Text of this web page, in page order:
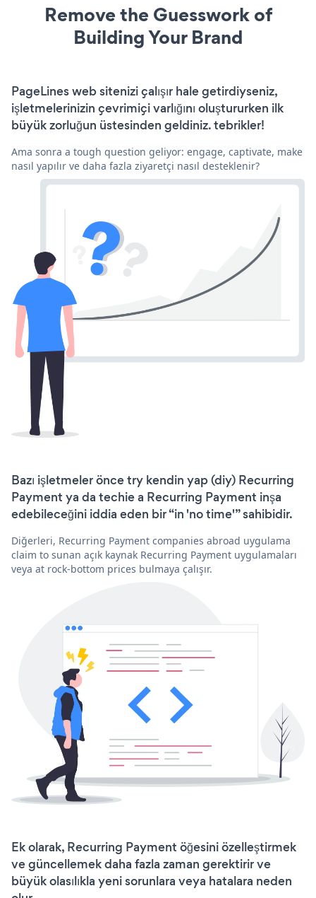
Remove the Guesswork of
Building Your Brand
PageLines web sitenizi çalışır hale getirdiyseniz,
işletmelerinizin çevrimiçi varlığını oluştururken ilk
büyük zorluğun üstesinden geldiniz. tebrikler!
Ama sonra a tough question geliyor: engage, captivate, make
nasıl yapılır ve daha fazla ziyaretçi nasıl desteklenir?
Bazı işletmeler önce try kendin yap (diy) Recurring
Payment ya da techie a Recurring Payment inşa
edebileceğini iddia eden bir “in 'no time'” sahibidir.
Diğerleri, Recurring Payment companies abroad uygulama
claim to sunan açık kaynak Recurring Payment uygulamaları
veya at rock-bottom prices bulmaya çalışır.
Ek olarak, Recurring Payment öğesini özelleştirmek
ve güncellemek daha fazla zaman gerektirir ve
büyük olasılıkla yeni sorunlara veya hatalara neden